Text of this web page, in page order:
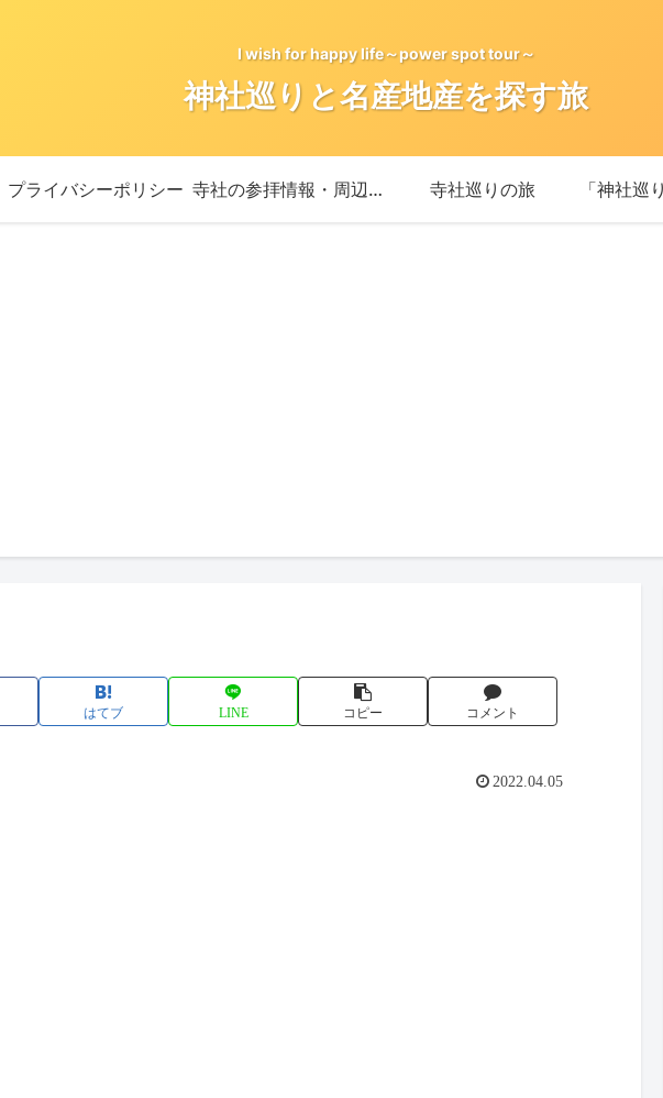
I wish for happy life～power spot tour～
神社巡りと名産地産を探す旅
プライバシーポリシー 寺社の参拝情報・周辺情報 寺社巡りの旅
はてブ LINE コピー コメント
2022.04.05